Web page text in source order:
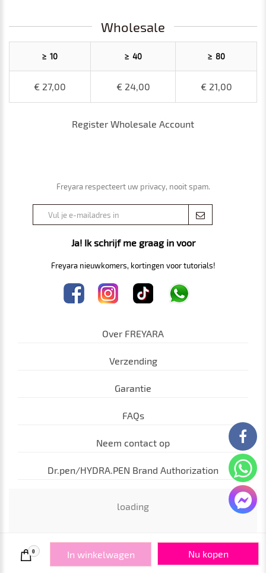
Wholesale
≥ 10 ≥ 40 ≥ 80
€ 27,00 € 24,00 € 21,00
Register Wholesale Account
0 In winkelwagen Nu kopen
Freyara respecteert uw privacy, nooit spam.
Ja! Ik schrijf me graag in voor
Freyara nieuwkomers, kortingen voor tutorials!
Over FREYARA
Verzending
Garantie
FAQs
Neem contact op
Dr.pen/HYDRA.PEN Brand Authorization
loading
Powered By FREYARA © 2025 privacy term